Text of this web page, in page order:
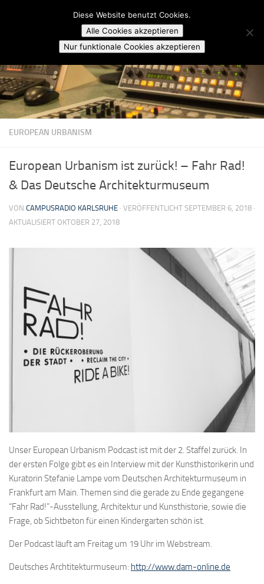
Skip to content
Campusradio Karlsruhe
EUROPEAN URBANISM
European Urbanism ist zurück! – Fahr Rad!
& Das Deutsche Architekturmuseum
VON CAMPUSRADIO KARLSRUHE · VERÖFFENTLICHT SEPTEMBER 6, 2018 ·
AKTUALISIERT OKTOBER 27, 2018
Unser European Urbanism Podcast ist mit der 2. Staffel zurück. In
der ersten Folge gibt es ein Interview mit der Kunsthistorikerin und
Kuratorin Stefanie Lampe vom Deutschen Architekturmuseum in
Frankfurt am Main. Themen sind die gerade zu Ende gegangene
“Fahr Rad!”-Ausstellung, Architektur und Kunsthistorie, sowie die
Frage, ob Sichtbeton für einen Kindergarten schön ist.
Der Podcast läuft am Freitag um 19 Uhr im Webstream.
Deutsches Archtitekturmuseum: http://www.dam-online.de
Diese Website benutzt Cookies.
Alle Cookies akzeptieren
Nur funktionale Cookies akzeptieren